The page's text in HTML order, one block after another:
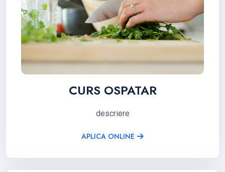
CURS OSPATAR
descriere
APLICA ONLINE